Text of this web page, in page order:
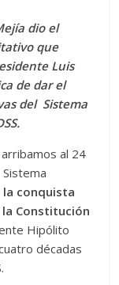
m
dio el
que
Luis
de dar el
del Sistema
al 24
la conquista
Constitución
Hipólito
décadas